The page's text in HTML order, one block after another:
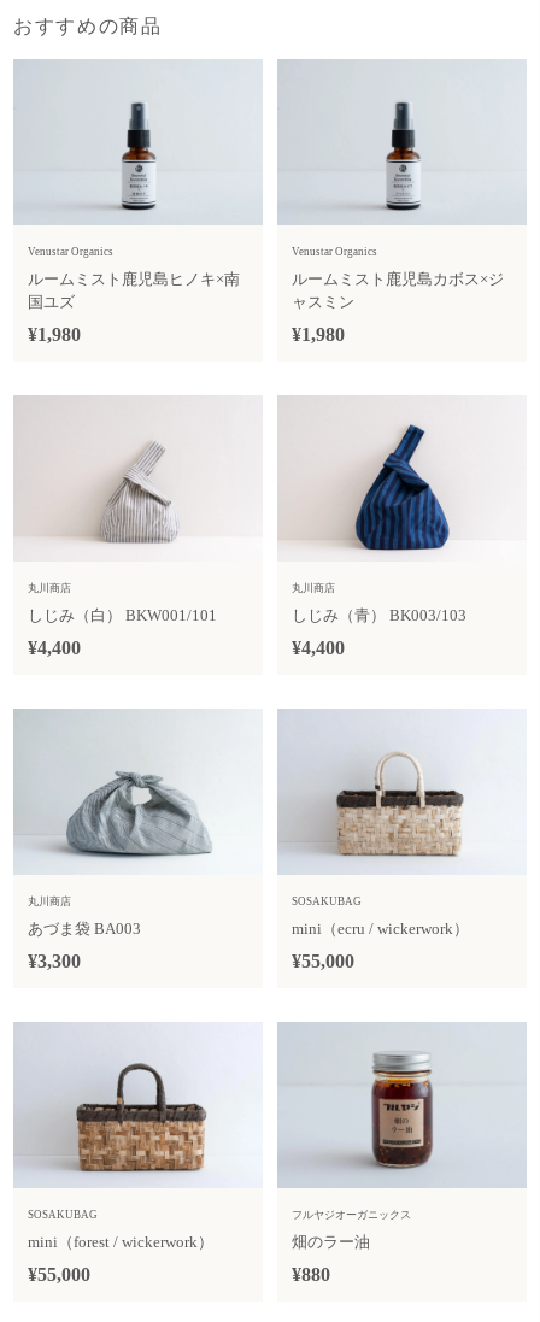
おすすめの商品
Venustar Organics
ルームミスト鹿児島ヒノキ×南
国ユズ
¥1,980
Venustar Organics
ルームミスト鹿児島カボス×ジ
ャスミン
¥1,980
丸川商店
しじみ（白） BKW001/101
¥4,400
丸川商店
しじみ（青） BK003/103
¥4,400
丸川商店
あづま袋 BA003
¥3,300
SOSAKUBAG
mini（ecru / wickerwork）
¥55,000
SOSAKUBAG
mini（forest / wickerwork）
¥55,000
フルヤジオーガニックス
畑のラー油
¥880